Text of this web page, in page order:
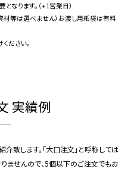
なります。（+1営業日）
材等は選べません） お渡し用紙袋は有料
ださい。
実績例
致します。「大口注文」と呼称しては
ませんので、5個以下のご注文でもお